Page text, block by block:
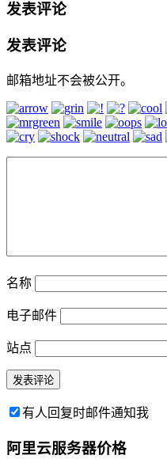
发表评论
发表评论
邮箱地址不会被公开。
名称
电子邮件
站点
有人回复时邮件通知我
阿里云服务器价格